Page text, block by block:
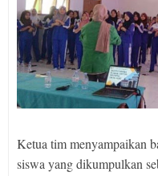
Ketua tim menyampaikan
siswa yang dikumpulkan